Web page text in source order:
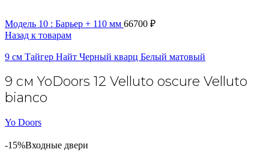
Модель 10 : Барьер + 110 мм 66700 ₽
Назад к товарам
9 см Тайгер Найт Черный кварц Белый матовый
9 см YoDoors 12 Velluto oscure Velluto
bianco
Yo Doors
-15%Входные двери